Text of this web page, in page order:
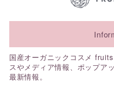
国産オーガニックコスメ
スやメディア情報、ポップア
最新情報。